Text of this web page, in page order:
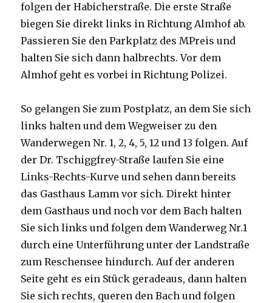
folgen der Habicherstraße. Die erste Straße
biegen Sie direkt links in Richtung Almhof ab.
Passieren Sie den Parkplatz des MPreis und
halten Sie sich dann halbrechts. Vor dem
Almhof geht es vorbei in Richtung Polizei.
So gelangen Sie zum Postplatz, an dem Sie sich
links halten und dem Wegweiser zu den
Wanderwegen Nr. 1, 2, 4, 5, 12 und 13 folgen. Auf
der Dr. Tschiggfrey-Straße laufen Sie eine
Links-Rechts-Kurve und sehen dann bereits
das Gasthaus Lamm vor sich. Direkt hinter
dem Gasthaus und noch vor dem Bach halten
Sie sich links und folgen dem Wanderweg Nr.1
durch eine Unterführung unter der Landstraße
zum Reschensee hindurch. Auf der anderen
Seite geht es ein Stück geradeaus, dann halten
Sie sich rechts, queren den Bach und folgen